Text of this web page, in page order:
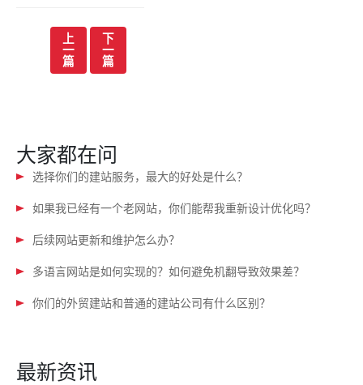
上
一
篇
下
一
篇
大家都在问
选择你们的建站服务，最大的好处是什么？
如果我已经有一个老网站，你们能帮我重新设计优化吗？
后续网站更新和维护怎么办？
多语言网站是如何实现的？如何避免机翻导致效果差？
你们的外贸建站和普通的建站公司有什么区别？
最新资讯